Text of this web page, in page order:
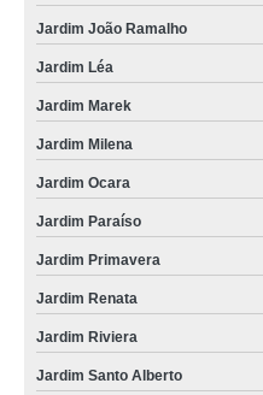
Jardim João Ramalho
Jardim Léa
Jardim Marek
Jardim Milena
Jardim Ocara
Jardim Paraíso
Jardim Primavera
Jardim Renata
Jardim Riviera
Jardim Santo Alberto